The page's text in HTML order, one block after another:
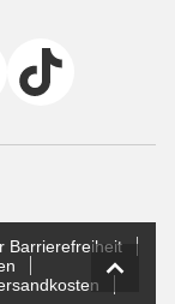
Barrierefreiheit